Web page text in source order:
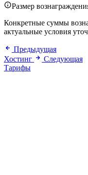
Размер
Конкретные суммы
актуальные условия
Предыдущая
Хостинг
Следующая
Тарифы